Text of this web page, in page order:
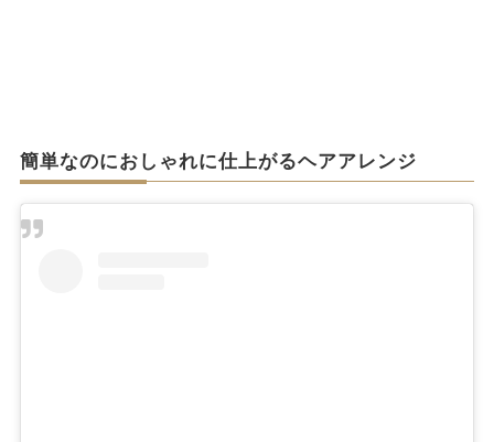
簡単なのにおしゃれに仕上がるヘアアレンジ